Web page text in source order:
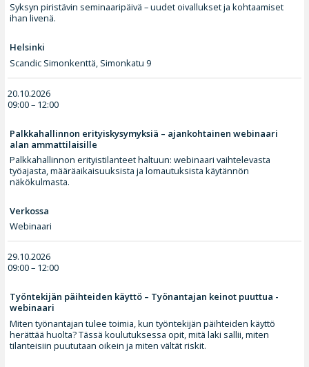
Syksyn piristävin seminaaripäivä – uudet oivallukset ja kohtaamiset
ihan livenä.
Helsinki
Scandic Simonkenttä, Simonkatu 9
20.10.2026
09:00 – 12:00
Palkkahallinnon erityiskysymyksiä – ajankohtainen webinaari
alan ammattilaisille
Palkkahallinnon erityistilanteet haltuun: webinaari vaihtelevasta
työajasta, määräaikaisuuksista ja lomautuksista käytännön
näkökulmasta.
Verkossa
Webinaari
29.10.2026
09:00 – 12:00
Työntekijän päihteiden käyttö – Työnantajan keinot puuttua -
webinaari
Miten työnantajan tulee toimia, kun työntekijän päihteiden käyttö
herättää huolta? Tässä koulutuksessa opit, mitä laki sallii, miten
tilanteisiin puututaan oikein ja miten vältät riskit.